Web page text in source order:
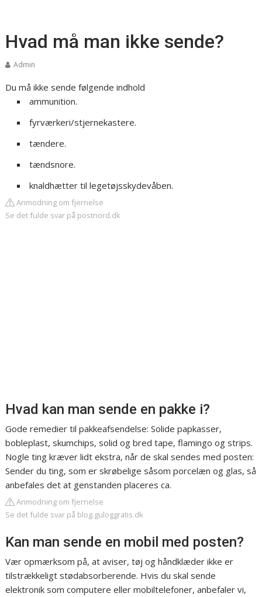
Hvad må man ikke sende?
Admin
Du må ikke sende følgende indhold
ammunition.
fyrværkeri/stjernekastere.
tændere.
tændsnore.
knaldhætter til legetøjsskydevåben.
Anmodning om fjernelse
Se det fulde svar på postnord.dk
Hvad kan man sende en pakke i?
Gode remedier til pakkeafsendelse: Solide papkasser,
bobleplast, skumchips, solid og bred tape, flamingo og strips.
Nogle ting kræver lidt ekstra, når de skal sendes med posten:
Sender du ting, som er skrøbelige såsom porcelæn og glas, så
anbefales det at genstanden placeres ca.
Anmodning om fjernelse
Se det fulde svar på blog.guloggratis.dk
Kan man sende en mobil med posten?
Vær opmærksom på, at aviser, tøj og håndklæder ikke er
tilstrækkeligt stødabsorberende. Hvis du skal sende
elektronik som computere eller mobiltelefoner, anbefaler vi,